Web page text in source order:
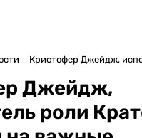
Кристофер Джейдж,
Джейдж,
роли